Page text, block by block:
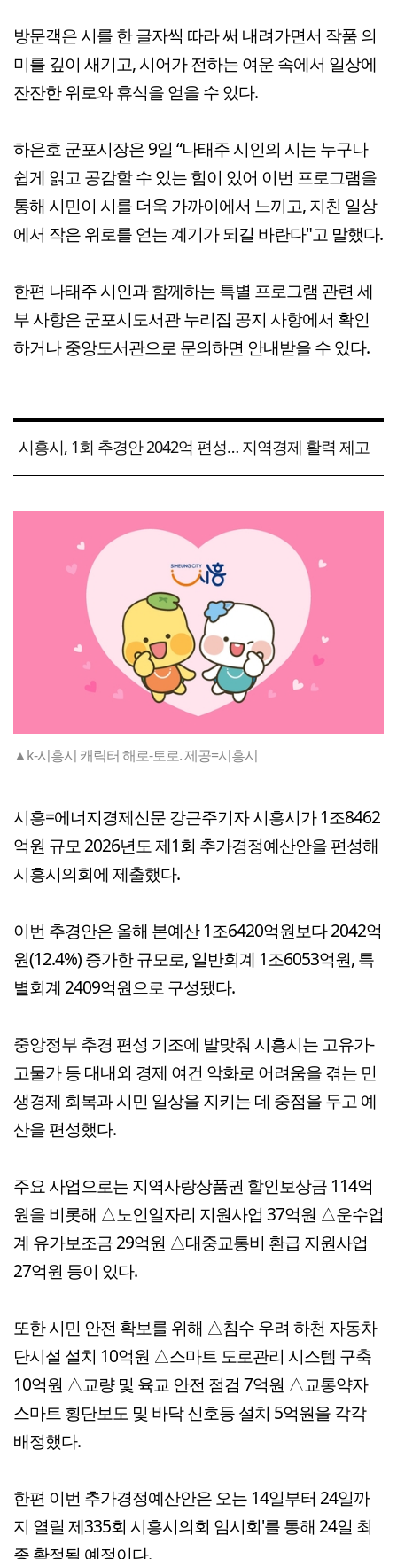
방문객은 시를 한 글자씩 따라 써 내려가면서 작품 의
미를 깊이 새기고, 시어가 전하는 여운 속에서 일상에
잔잔한 위로와 휴식을 얻을 수 있다.
하은호 군포시장은 9일 “나태주 시인의 시는 누구나
쉽게 읽고 공감할 수 있는 힘이 있어 이번 프로그램을
통해 시민이 시를 더욱 가까이에서 느끼고, 지친 일상
에서 작은 위로를 얻는 계기가 되길 바란다"고 말했다.
한편 나태주 시인과 함께하는 특별 프로그램 관련 세
부 사항은 군포시도서관 누리집 공지 사항에서 확인
하거나 중앙도서관으로 문의하면 안내받을 수 있다.
시흥시, 1회 추경안 2042억 편성… 지역경제 활력 제고
▲k-시흥시 캐릭터 해로-토로. 제공=시흥시
시흥=에너지경제신문 강근주기자 시흥시가 1조8462
억원 규모 2026년도 제1회 추가경정예산안을 편성해
시흥시의회에 제출했다.
이번 추경안은 올해 본예산 1조6420억원보다 2042억
원(12.4%) 증가한 규모로, 일반회계 1조6053억원, 특
별회계 2409억원으로 구성됐다.
중앙정부 추경 편성 기조에 발맞춰 시흥시는 고유가-
고물가 등 대내외 경제 여건 악화로 어려움을 겪는 민
생경제 회복과 시민 일상을 지키는 데 중점을 두고 예
산을 편성했다.
주요 사업으로는 지역사랑상품권 할인보상금 114억
원을 비롯해 △노인일자리 지원사업 37억원 △운수업
계 유가보조금 29억원 △대중교통비 환급 지원사업
27억원 등이 있다.
또한 시민 안전 확보를 위해 △침수 우려 하천 자동차
단시설 설치 10억원 △스마트 도로관리 시스템 구축
10억원 △교량 및 육교 안전 점검 7억원 △교통약자
스마트 횡단보도 및 바닥 신호등 설치 5억원을 각각
배정했다.
한편 이번 추가경정예산안은 오는 14일부터 24일까
지 열릴 제335회 시흥시의회 임시회'를 통해 24일 최
종 확정될 예정이다.